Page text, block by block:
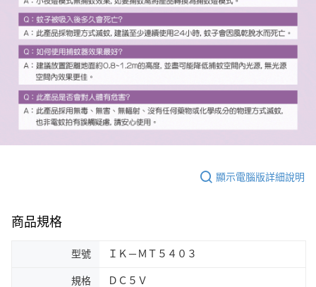
顯示電腦版詳細說明
商品規格
型號 ＩＫ－ＭＴ５４０３
規格 ＤＣ５Ｖ